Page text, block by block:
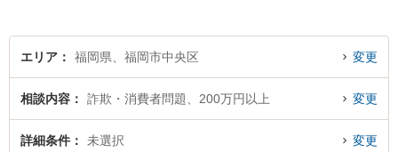
エリア 福岡県、福岡市中央区 変更
相談内容 詐欺・消費者問題、200万円以上 変更
詳細条件 未選択 変更